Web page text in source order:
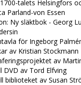
talets Helsingfors
Parland-von Essen
Ny släktbok - Georg
för Ingeborg
av Kristian Stockmann
av
DVD av Tord Elfving
biblioteket av Susan